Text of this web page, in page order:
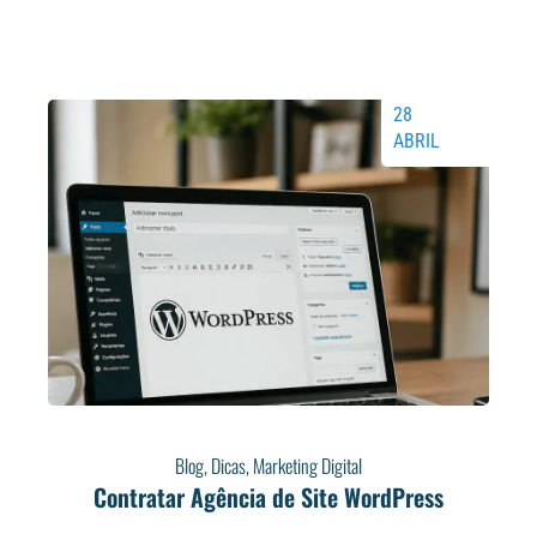
Blog,Dicas,Marketing Digital
Contratar Agência de Site WordPress
28
ABRIL